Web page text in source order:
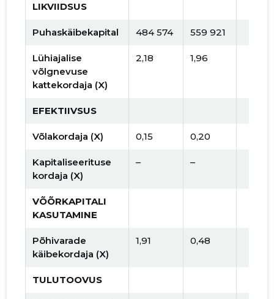
LIKVIIDSUS
Puhaskäibekapital 484 574 559 921
Lühiajalise
võlgnevuse
kattekordaja (X)
2,18 1,96
EFEKTIIVSUS
Võlakordaja (X) 0,15 0,20
Kapitaliseerituse
kordaja (X)
– –
VÕÕRKAPITALI
KASUTAMINE
Põhivarade
käibekordaja (X)
1,91 0,48
TULUTOOVUS